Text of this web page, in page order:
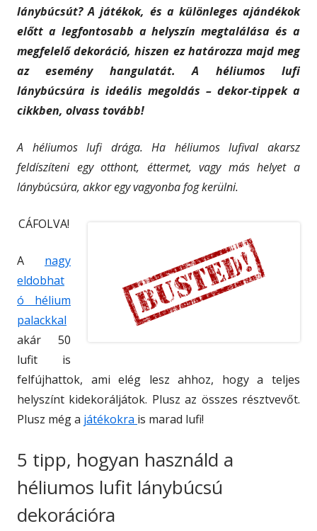
lánybúcsút? A játékok, és a különleges ajándékok
előtt a legfontosabb a helyszín megtalálása és a
megfelelő dekoráció, hiszen ez határozza majd meg
az esemény hangulatát. A héliumos lufi
lánybúcsúra is ideális megoldás – dekor-tippek a
cikkben, olvass tovább!
A héliumos lufi drága. Ha héliumos lufival akarsz
feldíszíteni egy otthont, éttermet, vagy más helyet a
lánybúcsúra, akkor egy vagyonba fog kerülni.
CÁFOLVA!
A nagy
eldobhat
ó hélium
palackkal
akár 50
lufit is
felfújhattok, ami elég lesz ahhoz, hogy a teljes
helyszínt kidekoráljátok. Plusz az összes résztvevőt.
Plusz még a játékokra is marad lufi!
5 tipp, hogyan használd a
héliumos lufit lánybúcsú
dekorációra